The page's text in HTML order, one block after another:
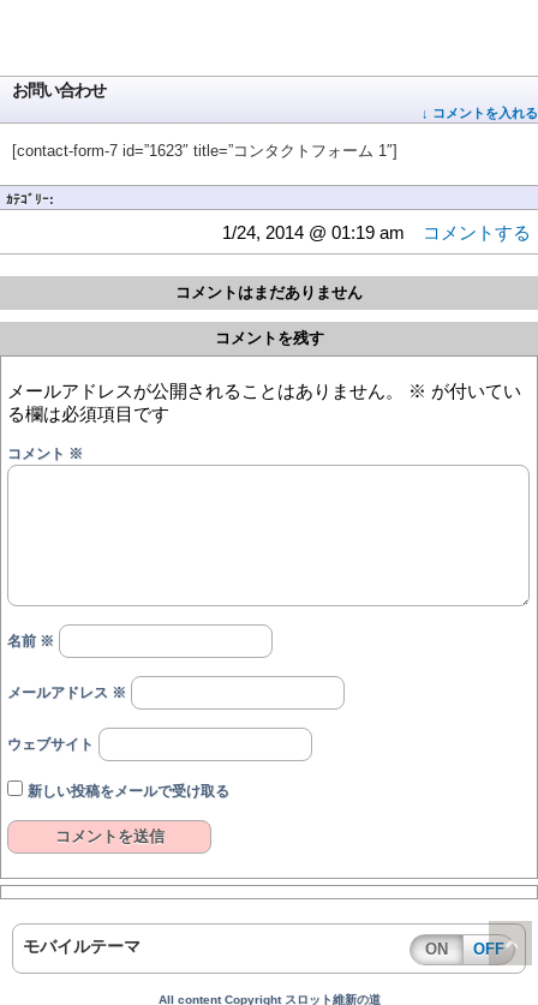
お問い合わせ
↓ コメントを入れる
[contact-form-7 id=”1623″ title=”コンタクトフォーム 1″]
ｶﾃｺﾞﾘｰ:
1/24, 2014 @ 01:19 am コメントする
コメントはまだありません
コメントを残す
メールアドレスが公開されることはありません。 ※ が付いてい
る欄は必須項目です
コメント ※
名前 ※
メールアドレス ※
ウェブサイト
新しい投稿をメールで受け取る
モバイルテーマ ON OFF
All content Copyright スロット維新の道